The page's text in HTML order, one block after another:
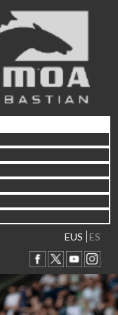
EUS ES
Abuztuaren 2a / 2 de
Abuztuaren 9a / 9 de
Abuztaren 12a / 12 de
Abuztuaren 15a / 15 de
Abuztuaren 23a / 23 de
Abuztuaren 30a / 30 de
Irailaren 6a / 6 de
Irailaren 13a / 13 de
Irailaren 30a / 30 de